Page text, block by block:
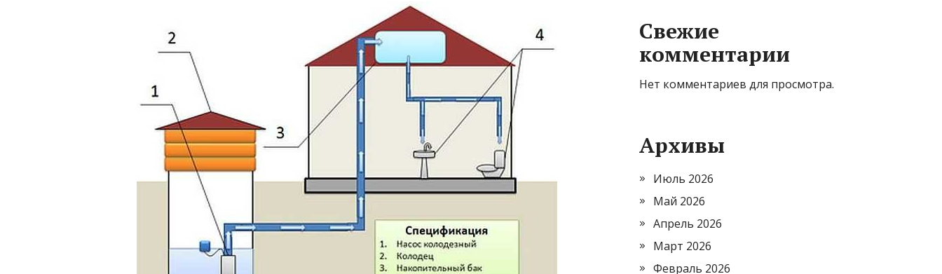
Свежие
комментарии
Нет комментариев для просмотра.
Архивы
Июль 2026
Май 2026
Апрель 2026
Март 2026
Февраль 2026